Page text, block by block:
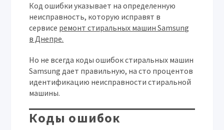
Код ошибки указывает на определенную
неисправность, которую исправят в
сервисе ремонт стиральных машин Samsung
в Днепре.
Но не всегда коды ошибок стиральных машин
Samsung дает правильную, на сто процентов
идентификацию неисправности стиральной
машины.
Коды ошибок